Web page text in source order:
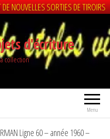
NOUVELLES SORTIES DE TIROIRS
d'écriture
collection
Menu
Ligne 60 – année 1960 –